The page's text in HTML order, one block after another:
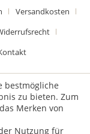
Versandkosten
bestmögliche
zu bieten. Zum
Merken von
Nutzung für